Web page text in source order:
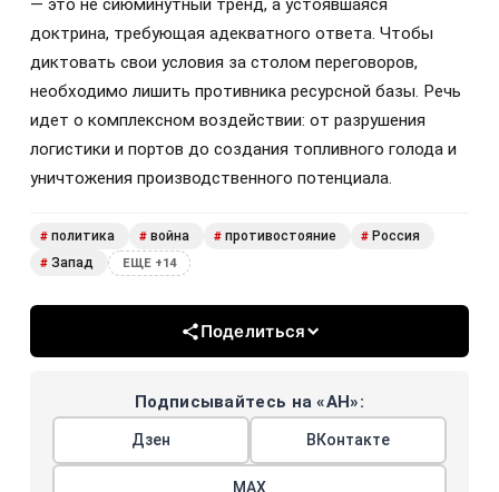
— это не сиюминутный тренд, а устоявшаяся
доктрина, требующая адекватного ответа. Чтобы
диктовать свои условия за столом переговоров,
необходимо лишить противника ресурсной базы. Речь
идет о комплексном воздействии: от разрушения
логистики и портов до создания топливного голода и
уничтожения производственного потенциала.
# политика # война # противостояние # Россия
# Запад ЕЩЕ +14
Поделиться
Подписывайтесь на «АН»:
Дзен ВКонтакте
МАХ